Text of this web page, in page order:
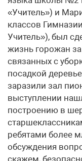
«Учитель») и
классов
Учитель»), был
жизнь горожан
связанных с
посадкой
заразили зал
выступлении
построению в
ребятами более
обсуждения